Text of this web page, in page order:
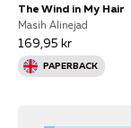
The Wind in My Hair
Masih Alinejad
169,95 kr
PAPERBACK